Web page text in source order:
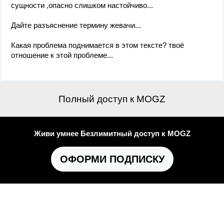
сущности ,опасно слишком настойчиво...
Дайте разъяснение термину жевачи...
Какая проблема поднимается в этом тексте? твоё
отношение к этой проблеме...
Полный доступ к MOGZ
Живи умнее Безлимитный доступ к MOGZ
ОФОРМИ ПОДПИСКУ